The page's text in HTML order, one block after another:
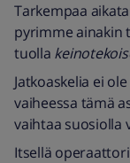
Tarkempaa
pyrimme ainakin
tuolla
Jatkoaskelia ei
vaiheessa tämä
vaihtaa suosiolla
Itsellä